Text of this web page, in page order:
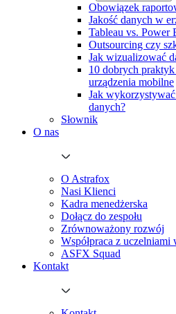
Obowiązek
Jakość danych w
Tableau vs. Power
Outsourcing czy
Jak wizualizować
10 dobrych
urządzenia mobilne
Jak
danych?
Słownik
O nas
O Astrafox
Nasi Klienci
Kadra menedżerska
Dołącz do zespołu
Zrównoważony rozwój
Współpraca z uczelniami
ASFX Squad
Kontakt